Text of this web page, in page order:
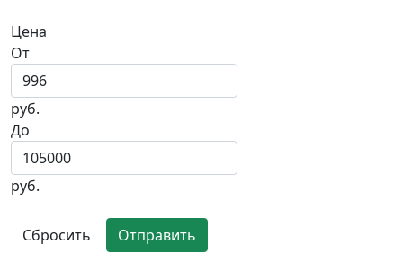
Цена
От
руб.
До
руб.
Сбросить Отправить